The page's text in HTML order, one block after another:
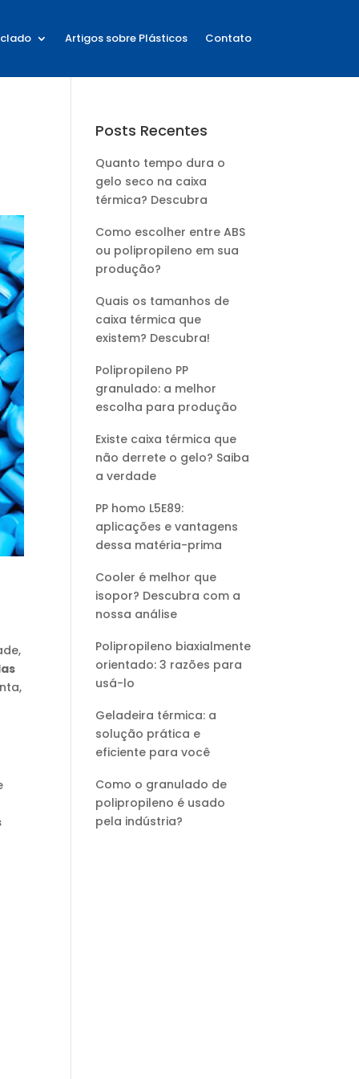
Artigos sobre Plásticos Contato
Posts Recentes
Quanto tempo dura o
gelo seco na caixa
térmica? Descubra
Como escolher entre ABS
ou polipropileno em sua
produção?
Quais os tamanhos de
caixa térmica que
existem? Descubra!
Polipropileno PP
granulado: a melhor
escolha para produção
Existe caixa térmica que
não derrete o gelo? Saiba
a verdade
PP homo L5E89:
aplicações e vantagens
dessa matéria-prima
Cooler é melhor que
isopor? Descubra com a
nossa análise
Polipropileno biaxialmente
orientado: 3 razões para
usá-lo
Geladeira térmica: a
solução prática e
eficiente para você
Como o granulado de
polipropileno é usado
pela indústria?